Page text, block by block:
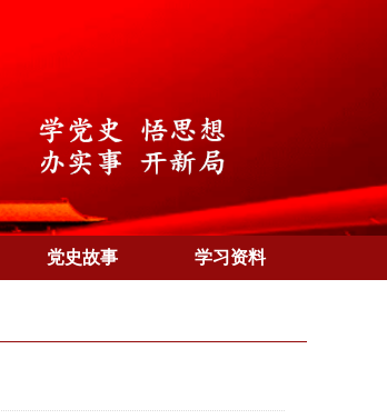
党史故事 学习资料